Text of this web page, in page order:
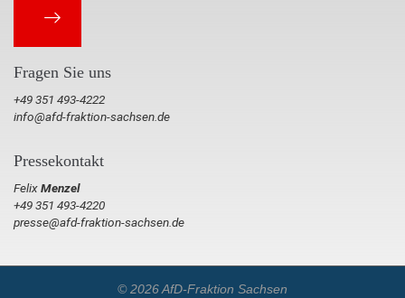
Fragen Sie uns
+49 351 493-4222
info@afd-fraktion-sachsen.de
Pressekontakt
FelixMenzel
+49 351 493-4220
presse@afd-fraktion-sachsen.de
© 2026 AfD-Fraktion Sachsen